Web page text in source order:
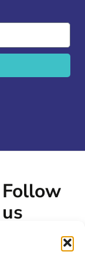
Follow
us